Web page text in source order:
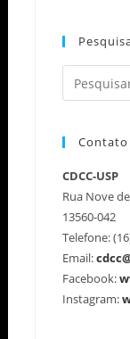
Contato
CDCC-USP
Rua Nove
13560-042
Telefone:
Email:
Facebook:
Instagram: